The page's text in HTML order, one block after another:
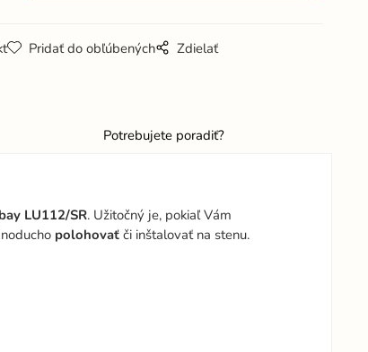
Pridať do obľúbených Zdielať
Potrebujete poradiť?
LU112/SR. Užitočný je, pokiaľ Vám
polohovaťči inštalovať na stenu.